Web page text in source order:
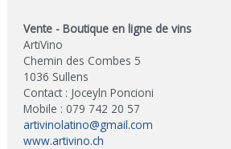
Vente - Boutique en ligne de vins
ArtiVino
Chemin des Combes 5
1036 Sullens
Contact : Joceyln Poncioni
Mobile : 079 742 20 57
artivinolatino@gmail.com
www.artivino.ch